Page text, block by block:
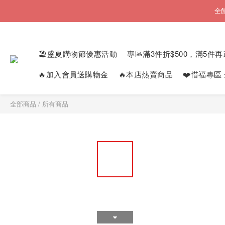
🏖️盛夏購物節優惠活動
專區滿3件折$500，滿5件
🔥加入會員送購物金
🔥本店熱賣商品 ❤️惜福專區
全部商品 / 所有商品
全